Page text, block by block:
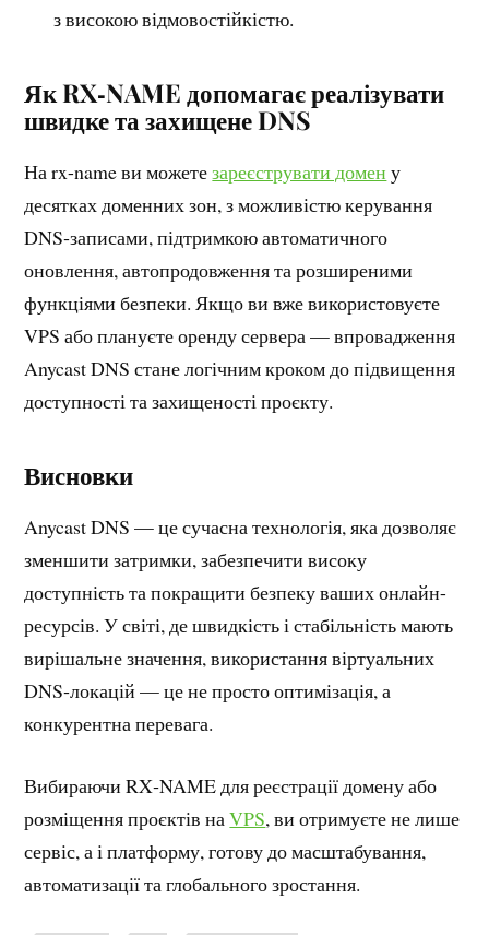
з високою відмовостійкістю.
Як RX‑NAME допомагає реалізувати
швидке та захищене DNS
На rx-name ви можетезареєструвати домен у
десятках доменних зон, з можливістю керування
DNS‑записами, підтримкою автоматичного
оновлення, автопродовження та розширеними
функціями безпеки. Якщо ви вже використовуєте
VPS або плануєте оренду сервера — впровадження
Anycast DNS стане логічним кроком до підвищення
доступності та захищеності проєкту.
Висновки
Anycast DNS — це сучасна технологія, яка дозволяє
зменшити затримки, забезпечити високу
доступність та покращити безпеку ваших онлайн-
ресурсів. У світі, де швидкість і стабільність мають
вирішальне значення, використання віртуальних
DNS‑локацій — це не просто оптимізація, а
конкурентна перевага.
Вибираючи RX‑NAME для реєстрації домену або
розміщення проєктів наVPS, ви отримуєте не лише
сервіс, а і платформу, готову до масштабування,
автоматизації та глобального зростання.